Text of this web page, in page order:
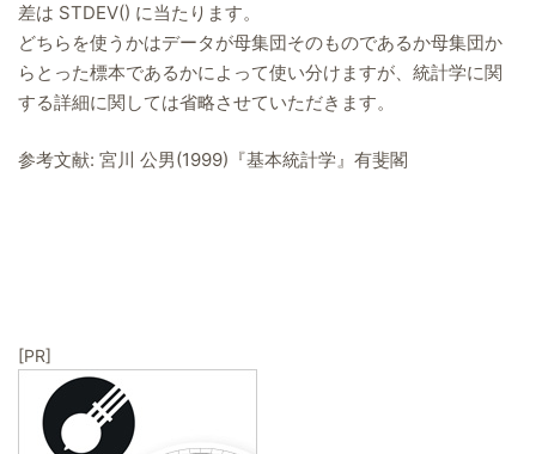
差は STDEV() に当たります。
どちらを使うかはデータが母集団そのものであるか母集団か
らとった標本であるかによって使い分けますが、統計学に関
する詳細に関しては省略させていただきます。
参考文献: 宮川 公男(1999)『基本統計学』有斐閣
[PR]